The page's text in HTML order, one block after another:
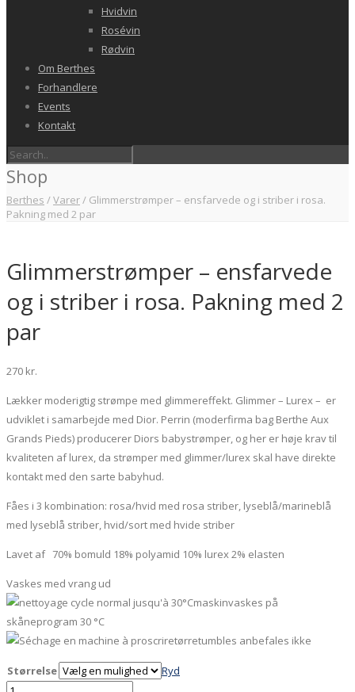
Hvidvin
Rosévin
Rødvin
Om Berthes
Forhandlere
Events
Kontakt
Shop
Berthes /Varer/ Glimmerstrømper – ensfarvede og i striber i rosa.
Pakning med 2 par
Glimmerstrømper – ensfarvede
og i striber i rosa. Pakning med 2
par
270 kr.
Lækker moderigtig strømpe med glimmereffekt. Glimmer – Lurex – er
udviklet i samarbejde med Dior. Perrin (moderfirma bag Berthe Aux
Grands Pieds) producerer Diors babystrømper, og her er høje krav til
kvaliteten af lurex, da strømper med glimmer/lurex skal have direkte
kontakt med den sarte babyhud.
Fåes i 3 kombination: rosa/hvid med rosa striber, lyseblå/marineblå
med lyseblå striber, hvid/sort med hvide striber
Lavet af 70% bomuld 18% polyamid 10% lurex 2% elasten
Vaskes med vrang ud
maskinvaskes på
skåneprogram 30 °C
tørretumbles anbefales ikke
Størrelse
Ryd